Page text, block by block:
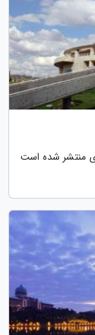
منتشر شده است